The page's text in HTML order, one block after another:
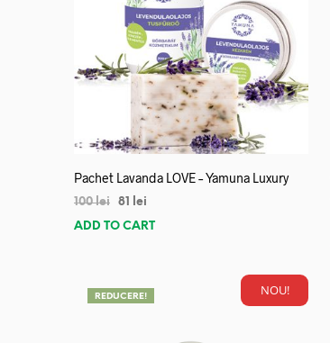
Pachet Lavanda LOVE – Yamuna Luxury
100lei 81 lei
ADD TO CART
NOU!
REDUCERE!